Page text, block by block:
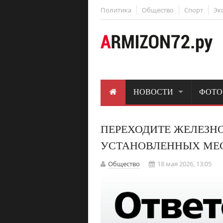
Политика Общество Спорт
НОВОСТИ ФОТО
ПЕРЕХОДИТЕ
УСТАНОВЛЕННЫХ
Общество 18 мая 2026, 13:05